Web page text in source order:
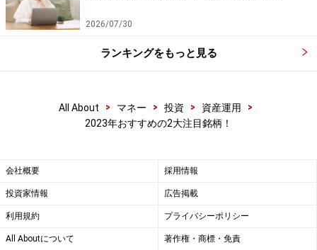
2026/07/30
ランキングをもっと見る
All About > マネー > 投資 > 資産運用
>
2023年おすすめの2大注目銘柄！
会社概要 採用情報
投資家情報 広告掲載
利用規約 プライバシーポリシー
All Aboutについて 著作権・商標・免責